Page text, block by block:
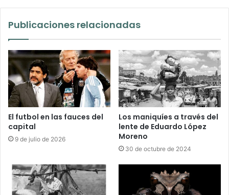
Publicaciones relacionadas
El futbol en las fauces del
capital
9 de julio de 2026
Los maniquíes a través del
lente de Eduardo López
Moreno
30 de octubre de 2024